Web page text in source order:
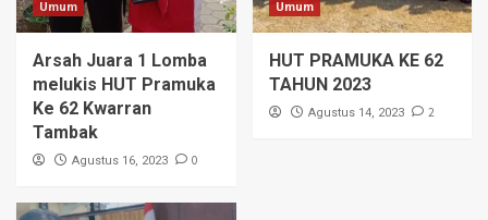
Umum
Arsah Juara 1 Lomba
melukis HUT Pramuka
Ke 62 Kwarran
Tambak
Agustus 16, 2023 0
Umum
HUT PRAMUKA KE 62
TAHUN 2023
Agustus 14, 2023 2